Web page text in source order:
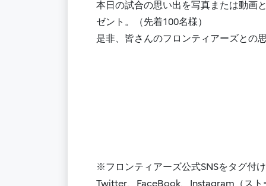
本日の試合の思い出を写真または動画
ゼント。（先着100名様）
是非、皆さんのフロンティアーズとの
※フロンティアーズ公式SNSをタグ付